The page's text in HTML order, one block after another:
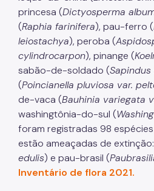
Educação Ambiental
Programas
Município VerdeAzul
Resíduos Sólidos
Biblioteca
Ouvidoria Geral
princesa (Dictyosperma
(Raphia farinifera), pau-ferro (
leiostachya), peroba (
cylindrocarpon), pinange (
sabão-de-soldado (
(Poincianella pluviosa var.
de-vaca (Bauhinia variegata
washingtônia-do-sul (
foram registradas 98
estão ameaçadas de
edulis) e pau-brasil (
Inventário de flora 2021.